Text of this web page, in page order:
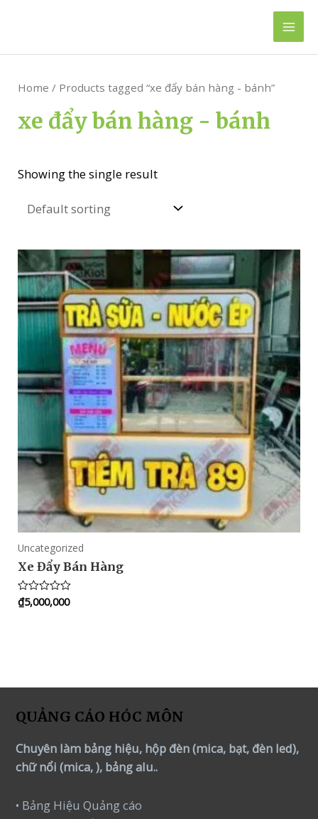
Main
Home / Products tagged “xe đẩy bán hàng - bánh”
xe đẩy bán hàng - bánh
Showing the single result
Uncategorized
Xe Đẩy Bán Hàng
Rated
0
₫5,000,000
QUẢNG CÁO HÓC MÔN
Chuyên làm bảng hiệu, hộp đèn (mica, bạt, đèn led),
chữ nổi (mica, ), bảng alu..
• Bảng Hiệu Quảng cáo